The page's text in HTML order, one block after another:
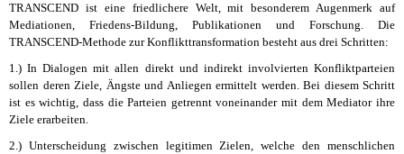
TRANSCEND ist eine friedlichere Welt, mit besonderem Augenmerk auf
Mediationen, Friedens-Bildung, Publikationen und Forschung. Die
TRANSCEND-Methode zur Konflikttransformation besteht aus drei Schritten:
1.) In Dialogen mit allen direkt und indirekt involvierten Konfliktparteien
sollen deren Ziele, Ängste und Anliegen ermittelt werden. Bei diesem Schritt
ist es wichtig, dass die Parteien getrennt voneinander mit dem Mediator ihre
Ziele erarbeiten.
2.) Unterscheidung zwischen legitimen Zielen, welche den menschlichen